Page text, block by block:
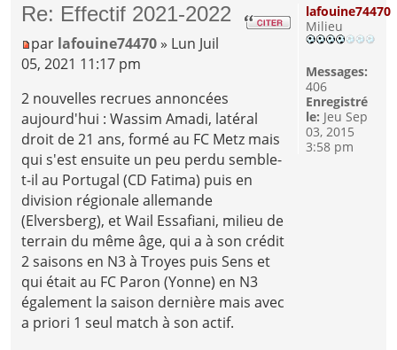
Re: Effectif 2021-2022
par lafouine74470 » Lun Juil
05, 2021 11:17 pm
2 nouvelles recrues annoncées
aujourd'hui : Wassim Amadi, latéral
droit de 21 ans, formé au FC Metz mais
qui s'est ensuite un peu perdu semble-
t-il au Portugal (CD Fatima) puis en
division régionale allemande
(Elversberg), et Wail Essafiani, milieu de
terrain du même âge, qui a à son crédit
2 saisons en N3 à Troyes puis Sens et
qui était au FC Paron (Yonne) en N3
également la saison dernière mais avec
a priori 1 seul match à son actif.
lafouine74470
Milieu
Messages:
406
Enregistré
le: Jeu Sep
03, 2015
3:58 pm